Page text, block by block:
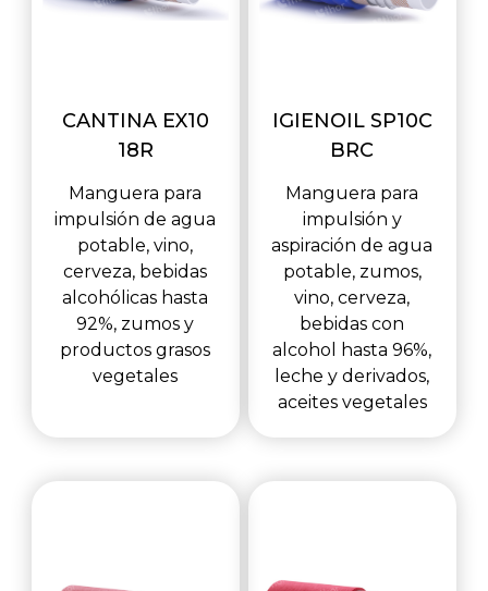
CANTINA EX10
18R
Manguera para
impulsión de agua
potable, vino,
cerveza, bebidas
alcohólicas hasta
92%, zumos y
productos grasos
vegetales
IGIENOIL SP10C
BRC
Manguera para
impulsión y
aspiración de agua
potable, zumos,
vino, cerveza,
bebidas con
alcohol hasta 96%,
leche y derivados,
aceites vegetales